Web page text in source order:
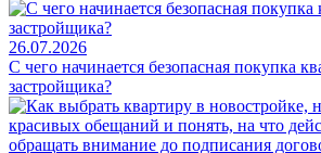
26.07.2026
С чего начинается безопасная покупка
застройщика?